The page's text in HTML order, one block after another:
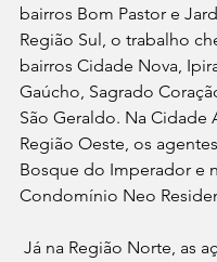
bairros Bom Pastor e
Região Sul, o trabalho
bairros Cidade Nova,
Gaúcho, Sagrado
São Geraldo. Na Cidade
Região Oeste, os
Bosque do Imperador e
Condomínio Neo
Já na Região Norte, as